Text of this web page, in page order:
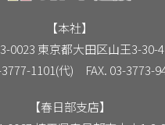
【本社】
0023 東京都大田区山王3-30-4
1101(代) FAX. 03-3773-
【春日部支店】